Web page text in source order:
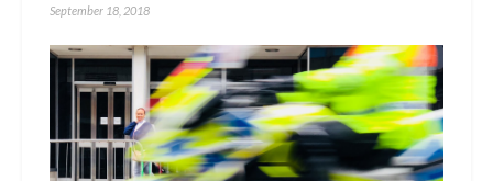
September 18, 2018